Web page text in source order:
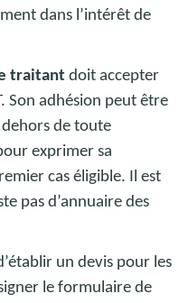
dans l’intérêt de
traitant doit accepter
Son adhésion peut être
de toute
exprimer sa
cas éligible. Il est
pas d’annuaire des
un devis pour les
le formulaire de